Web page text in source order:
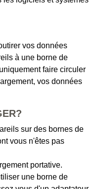
vos données
à une borne de
faire circuler
vos données
sur des bornes de
vous n'êtes pas
portative.
une borne de